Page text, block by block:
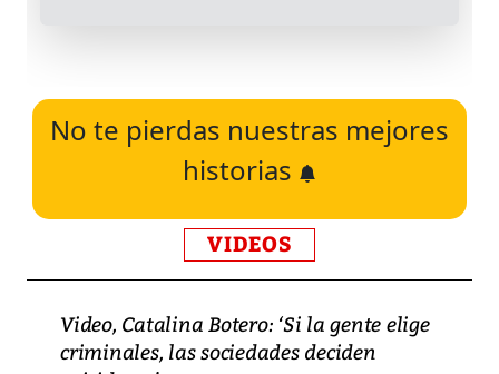
No te pierdas nuestras mejores
historias
VIDEOS
Video, Catalina Botero: ‘Si la gente elige
criminales, las sociedades deciden